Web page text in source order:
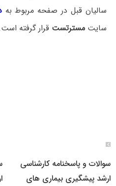
سالیان قبل در صفحه مربوط به
سایتمسترتست قرار گرفته
سوالات و پاسخنامه کارشناسی
ارشد پیشگیری بیماری های